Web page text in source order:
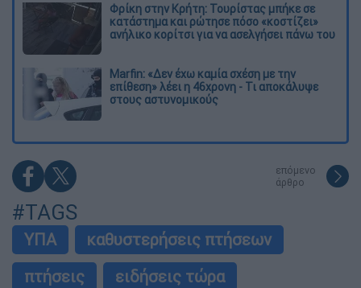
Φρίκη στην Κρήτη: Τουρίστας μπήκε σε
κατάστημα και ρώτησε πόσο «κοστίζει»
ανήλικο κορίτσι για να ασελγήσει πάνω του
Marfin: «Δεν έχω καμία σχέση με την
επίθεση» λέει η 46χρονη - Τι αποκάλυψε
στους αστυνομικούς
επόμενο
άρθρο
#TAGS
ΥΠΑ
καθυστερήσεις πτήσεων
πτήσεις
ειδήσεις τώρα